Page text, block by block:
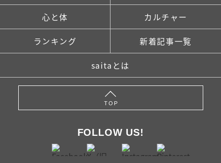
心と体 カルチャー
ランキング 新着記事一覧
saitaとは
TOP
FOLLOW US!